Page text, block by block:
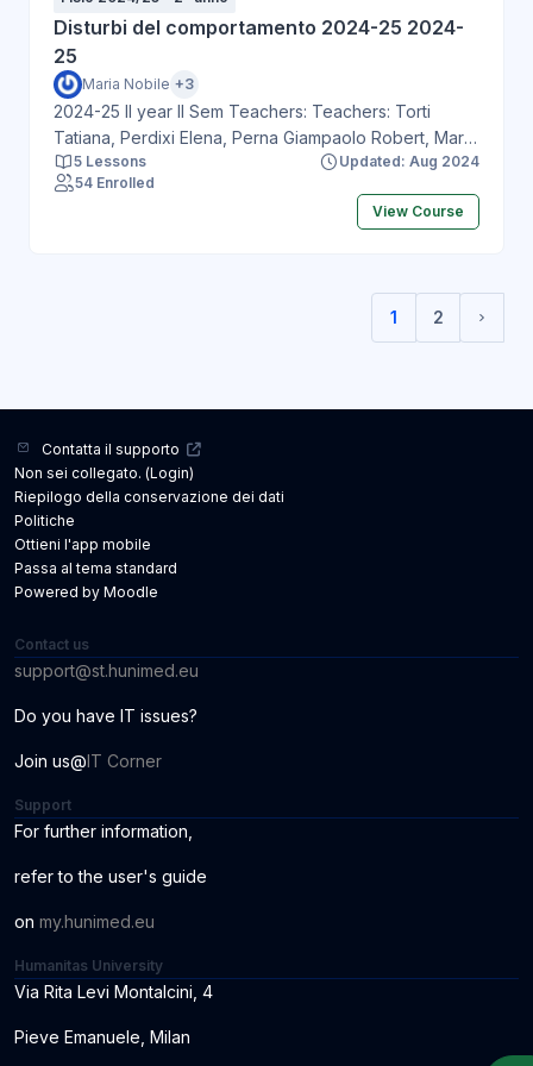
Disturbi del comportamento 2024-25 2024-
25
Maria Nobile +3
2024-25 II year II Sem Teachers: Teachers: Torti
Tatiana, Perdixi Elena, Perna Giampaolo Robert, Maria
Nobile
5 Lessons
Updated: Aug 2024
54 Enrolled
View Course
1
(current)
2
Contatta il supporto
Non sei collegato. (Login)
Riepilogo della conservazione dei dati
Politiche
Ottieni l'app mobile
Passa al tema standard
Powered by Moodle
Contact us
support@st.hunimed.eu
Do you have IT issues?
Join us@IT Corner
Support
For further information
refer to the user's guide
on my.hunimed.eu
Humanitas University
Via Rita Levi Montalcini, 4
Pieve Emanuele, Milan